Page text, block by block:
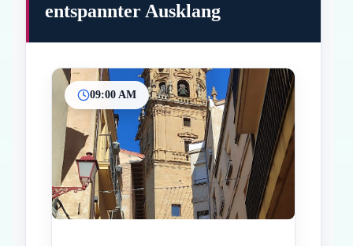
InicioParadas intermedias
Final
entspannter Ausklang
09:00 AM